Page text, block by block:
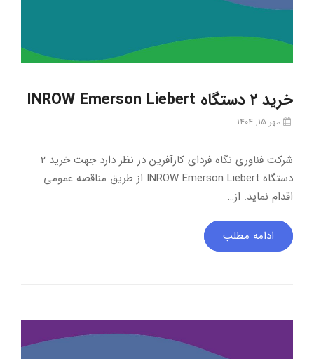
خرید ۲ دستگاه INROW Emerson Liebert
مهر ۱۵, ۱۴۰۴
شرکت فناوری نگاه فردای کارآفرین در نظر دارد جهت خرید ۲
دستگاه INROW Emerson Liebert از طریق مناقصه عمومی
اقدام نماید. از…
ادامه مطلب